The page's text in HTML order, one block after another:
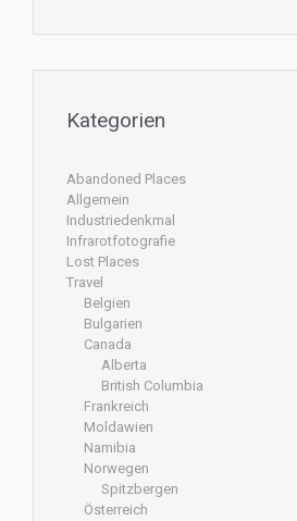
Kategorien
Abandoned Places
Allgemein
Industriedenkmal
Infrarotfotografie
Lost Places
Travel
Belgien
Bulgarien
Canada
Alberta
British Columbia
Frankreich
Moldawien
Namibia
Norwegen
Spitzbergen
Österreich